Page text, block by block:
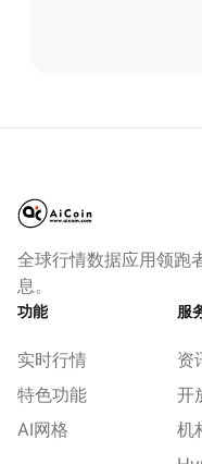
全球行情数据应用领跑
息。
功能
实时行情
特色功能
AI网格
服
资
开
机